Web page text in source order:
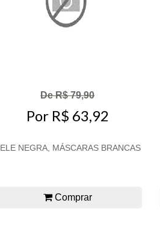
De R$ 79,90
Por R$ 63,92
NEGRA, MÁSCARAS BRANCAS
Comprar